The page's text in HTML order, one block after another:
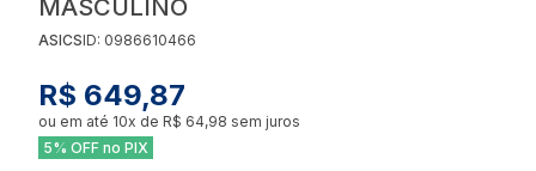
MASCULINO
ASICSID: 0986610466
R$ 649,87
ou em até 10x de R$ 64,98 sem juros
5% OFF no PIX